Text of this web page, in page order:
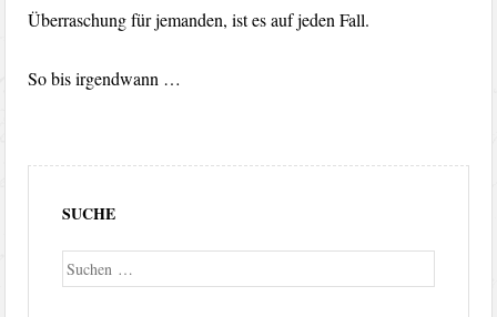
Überraschung für jemanden, ist es auf jeden Fall.
So bis irgendwann …
SUCHE
Suche